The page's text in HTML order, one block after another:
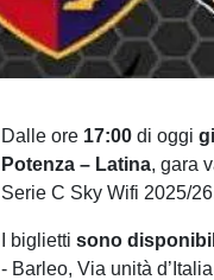
Dalle ore 17:00 di oggi
Potenza – Latina, gara
Serie C Sky Wifi 2025/
I bigliettisono
- Barleo, Via unità d’Italia